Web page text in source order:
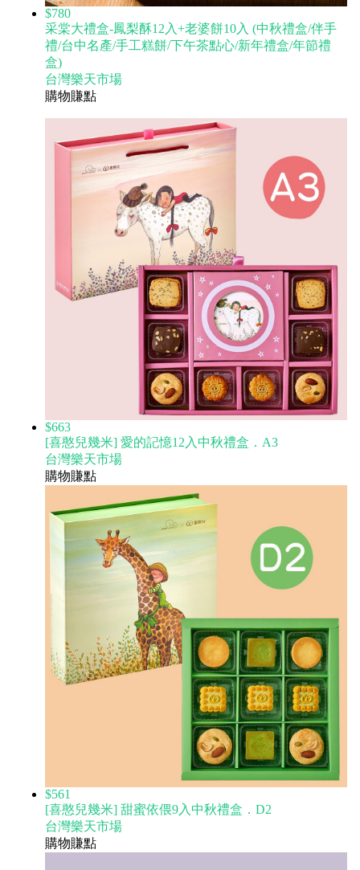
$780
采棠大禮盒-鳳梨酥12入+老婆餅10入 (中秋禮盒/伴手
禮/台中名產/手工糕餅/下午茶點心/新年禮盒/年節禮
盒)
台灣樂天市場
購物賺點
$663
[喜憨兒幾米] 愛的記憶12入中秋禮盒．A3
台灣樂天市場
購物賺點
$561
[喜憨兒幾米] 甜蜜依偎9入中秋禮盒．D2
台灣樂天市場
購物賺點